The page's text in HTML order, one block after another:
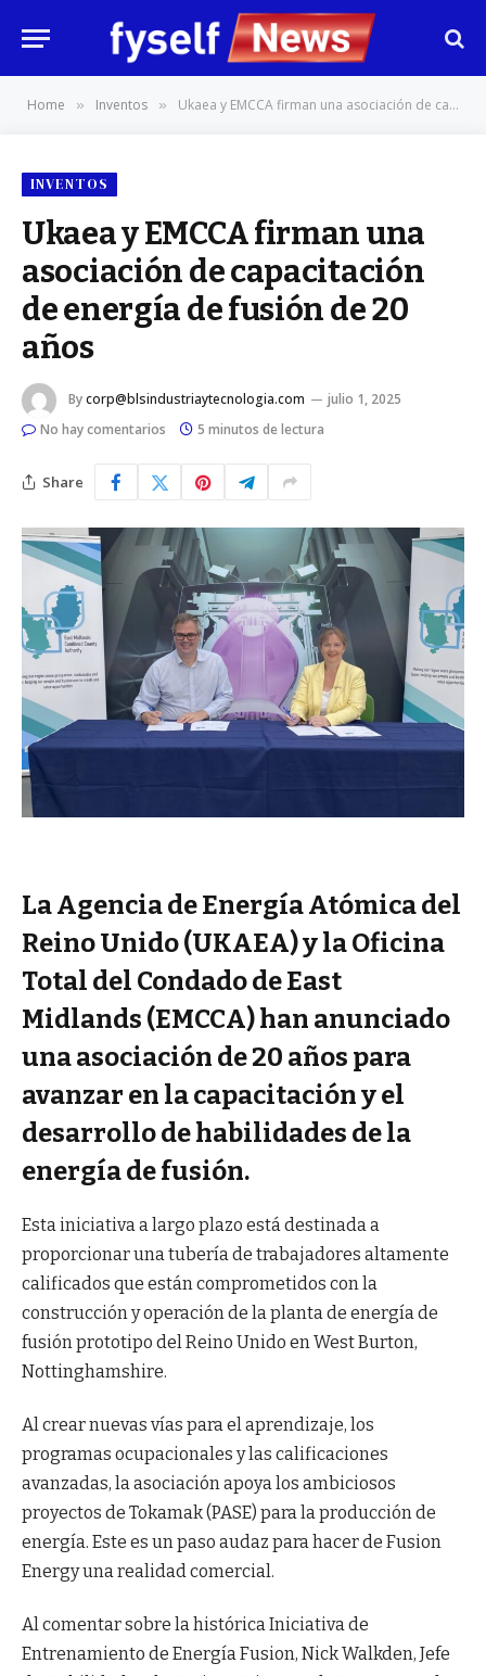
Home » Inventos » Ukaea y EMCCA firman una asociación de capacitación de energía de fusión de 20 años
INVENTOS
Ukaea y EMCCA firman una
asociación de capacitación
de energía de fusión de 20
años
Bycorp@blsindustriaytecnologia.com
julio 1, 2025
No hay comentarios
5 minutos de lectura
Share
La Agencia de Energía Atómica del
Reino Unido (UKAEA) y la Oficina
Total del Condado de East
Midlands (EMCCA) han anunciado
una asociación de 20 años para
avanzar en la capacitación y el
desarrollo de habilidades de la
energía de fusión.
Esta iniciativa a largo plazo está destinada a
proporcionar una tubería de trabajadores altamente
calificados que están comprometidos con la
construcción y operación de la planta de energía de
fusión prototipo del Reino Unido en West Burton,
Nottinghamshire.
Al crear nuevas vías para el aprendizaje, los
programas ocupacionales y las calificaciones
avanzadas, la asociación apoya los ambiciosos
proyectos de Tokamak (PASE) para la producción de
energía. Este es un paso audaz para hacer de Fusion
Energy una realidad comercial.
Al comentar sobre la histórica Iniciativa de
Entrenamiento de Energía Fusion, Nick Walkden, Jefe